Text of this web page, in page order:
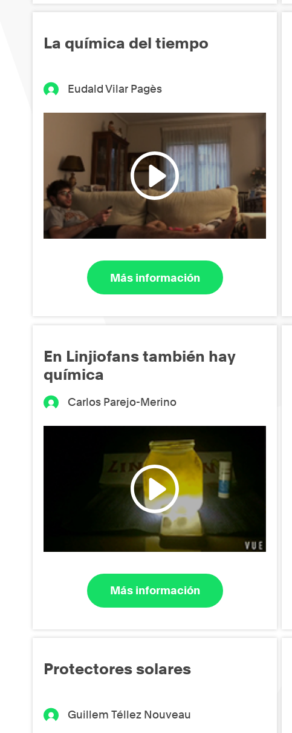
La química del tiempo
Eudald Vilar Pagès
Más información
En Linjiofans también hay
química
Carlos Parejo-Merino
Más información
Protectores solares
Guillem Téllez Nouveau